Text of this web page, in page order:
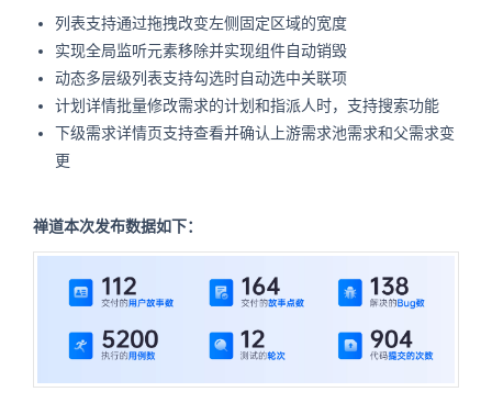
列表支持通过拖拽改变左侧固定区域的宽度
实现全局监听元素移除并实现组件自动销毁
动态多层级列表支持勾选时自动选中关联项
计划详情批量修改需求的计划和指派人时，支持搜索功能
下级需求详情页支持查看并确认上游需求池需求和父需求变
更
禅道本次发布数据如下：